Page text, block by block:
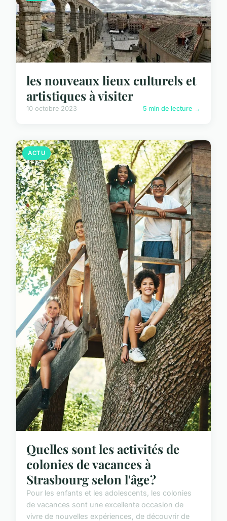
les nouveaux lieux culturels et
artistiques à visiter
10 octobre 2023 5 min de lecture →
ACTU
Quelles sont les activités de
colonies de vacances à
Strasbourg selon l'âge ?
Pour les enfants et les adolescents, les colonies
de vacances sont une excellente occasion de
vivre de nouvelles expériences, de découvrir de